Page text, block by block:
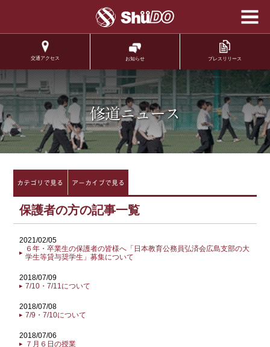
学校法人修道学園 修
交通アクセス お知らせ プレスリリース
.
修道ニュース
カテゴリで見る アーカイブで見る
保護者の方の記事一覧
2021/02/05
６年・卒業生の保護者の皆様へ「日本教育公務員弘済会広島支部の大
学生等貸与奨学生」募集について
2018/07/09
7/10・7/11について
2018/07/08
7/9・7/10について
2018/07/06
７月６日の授業